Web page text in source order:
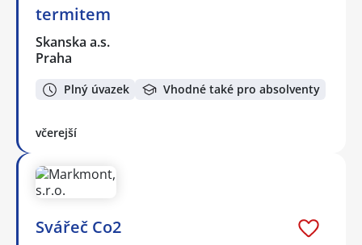
termitem
Skanska a.s.
Praha
Plný úvazek Vhodné také pro absolventy
včerejší
Svářeč Co2